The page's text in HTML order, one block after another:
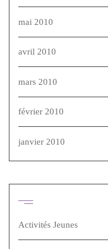
mai 2010
avril 2010
mars 2010
février 2010
janvier 2010
Activités Jeunes